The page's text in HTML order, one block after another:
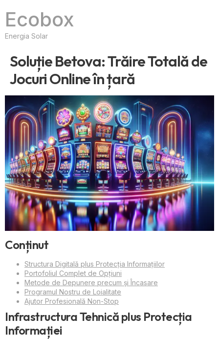
Ecobox
Energia Solar
Soluție Betova: Trăire Totală de
Jocuri Online în țară
Conținut
Structura Digitală plus Protecția Informațiilor
Portofoliul Complet de Opțiuni
Metode de Depunere precum și Încasare
Programul Nostru de Loialitate
Ajutor Profesională Non-Stop
Infrastructura Tehnică plus Protecția
Informației